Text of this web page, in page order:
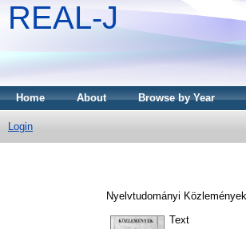
REAL-J
Home About Browse by Year
Login
Nyelvtudományi
Text